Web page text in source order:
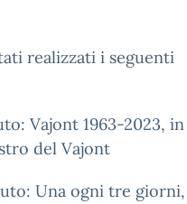
realizzati i seguenti
Vajont 1963-2023, in
del Vajont
Una ogni tre giorni,